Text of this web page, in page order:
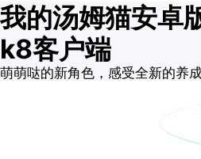
我的汤姆猫安卓
k8客户端
萌萌哒的新角色，感受全新的养